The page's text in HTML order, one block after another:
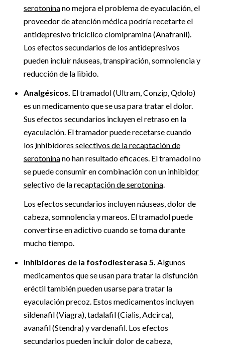
serotoninano mejora el problema de eyaculación, el
proveedor de atención médica podría recetarte el
antidepresivo tricíclico clomipramina (Anafranil).
Los efectos secundarios de los antidepresivos
pueden incluir náuseas, transpiración, somnolencia y
reducción de la libido.
Analgésicos. El tramadol (Ultram, Conzip, Qdolo)
es un medicamento que se usa para tratar el dolor.
Sus efectos secundarios incluyen el retraso en la
eyaculación. El tramador puede recetarse cuando
los inhibidores selectivos de la recaptación de
serotoninano han resultado eficaces. El tramadol no
se puede consumir en combinación con un inhibidor
selectivo de la recaptación de serotonina
Los efectos secundarios incluyen náuseas, dolor de
cabeza, somnolencia y mareos. El tramadol puede
convertirse en adictivo cuando se toma durante
mucho tiempo.
Inhibidores de la fosfodiesterasa 5. Algunos
medicamentos que se usan para tratar la disfunción
eréctil también pueden usarse para tratar la
eyaculación precoz. Estos medicamentos incluyen
sildenafil (Viagra), tadalafil (Cialis, Adcirca),
avanafil (Stendra) y vardenafil. Los efectos
secundarios pueden incluir dolor de cabeza,